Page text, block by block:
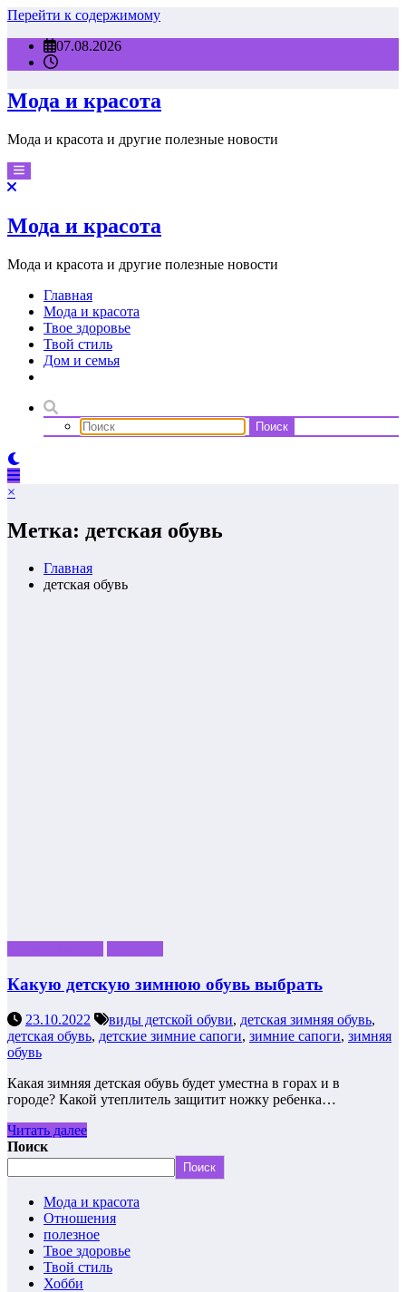
Перейти к содержимому
07.08.2026
Мода и красота
Мода и красота и другие полезные новости
Мода и красота
Мода и красота и другие полезные новости
Главная
Мода и красота
Твое здоровье
Твой стиль
Дом и семья
×
Метка: детская обувь
Главная
детская обувь
Какую детскую зимнюю обувь выбрать
23.10.2022 виды детской обуви, детская зимняя обувь,
детская обувь, детские зимние сапоги, зимние сапоги, зимняя
обувь
Какая зимняя детская обувь будет уместна в горах и в
городе? Какой утеплитель защитит ножку ребенка…
Читать далее
Поиск
Поиск
Мода и красота
Отношения
полезное
Твое здоровье
Твой стиль
Хобби